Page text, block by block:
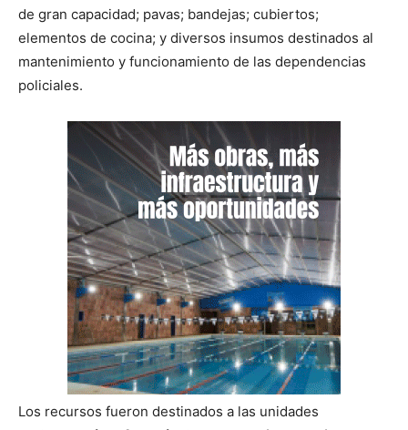
de gran capacidad; pavas; bandejas; cubiertos;
elementos de cocina; y diversos insumos destinados al
mantenimiento y funcionamiento de las dependencias
policiales.
Los recursos fueron destinados a las unidades